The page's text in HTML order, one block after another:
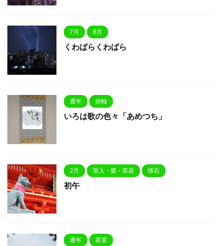
7月 8月
くわばらくわばら
通年 掛軸
いろは歌の色々「あめつち」
2月 茶入・棗・茶器 懐石
初午
通年 茶室